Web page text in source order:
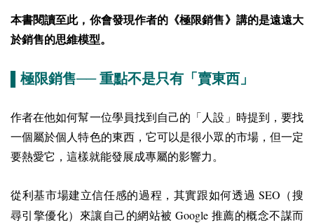
本書閱讀至此，你會發現作者的《極限銷售》講的是遠遠大
於銷售的思維模型。
極限銷售── 重點不是只有「賣東西」
作者在他如何幫一位學員找到自己的「人設」時提到，要找
一個屬於個人特色的東西，它可以是很小眾的市場，但一定
要熱愛它，這樣就能發展成專屬的影響力。
從利基市場建立信任感的過程，其實跟如何透過 SEO （搜
尋引擎優化）來讓自己的網站被Google 推薦的概念不謀而